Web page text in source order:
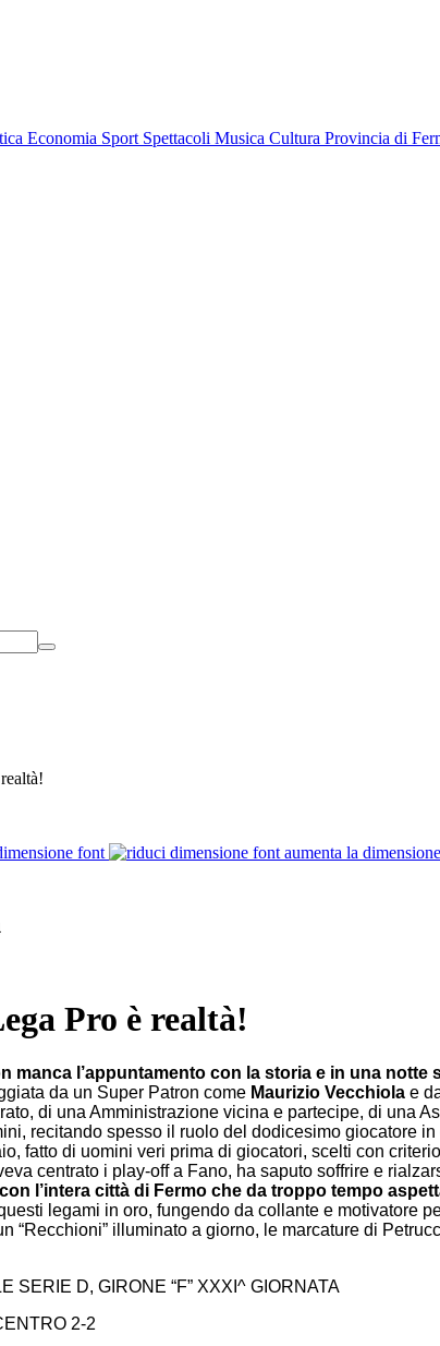
font
aumenta la
Pro è realtà!
manca l’appuntamento con la storia e in una
da un Super Patron come Maurizio Vecchiola e
di una Amministrazione vicina e partecipe, di una
recitando spesso il ruolo del dodicesimo giocatore
fatto di uomini veri prima di giocatori, scelti con
centrato i play-off a Fano, ha saputo soffrire e
l’intera città di Fermo che da troppo tempo
legami in oro, fungendo da collante e motivatore
“Recchioni” illuminato a giorno, le marcature di
SERIE D, GIRONE “F” XXXI^ GIORNATA
2-2